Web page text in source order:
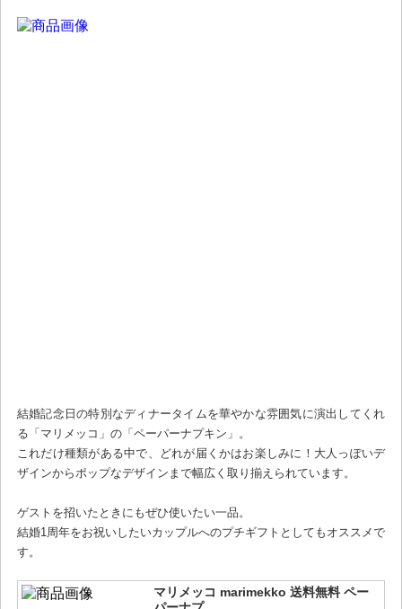
結婚記念日の特別なディナータイムを華やかな雰囲気に演出してくれ
る「マリメッコ」の「ペーパーナプキン」。
これだけ種類がある中で、どれが届くかはお楽しみに！大人っぽいデ
ザインからポップなデザインまで幅広く取り揃えられています。
ゲストを招いたときにもぜひ使いたい一品。
結婚1周年をお祝いしたいカップルへのプチギフトとしてもオススメで
す。